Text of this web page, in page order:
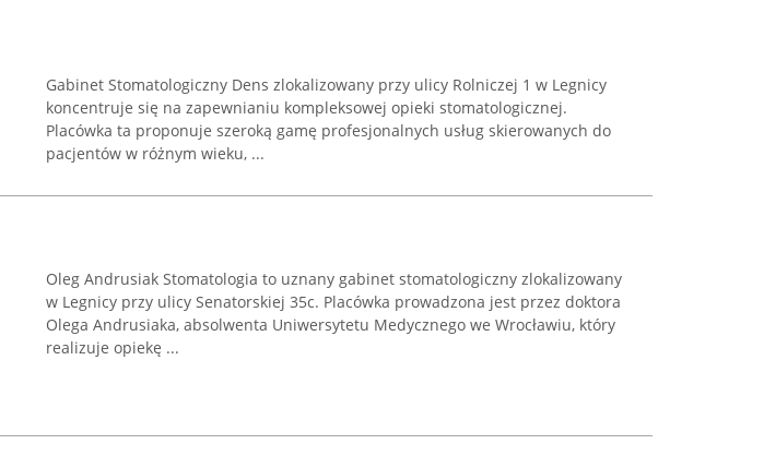
Gabinet Stomatologiczny Dens zlokalizowany przy ulicy Rolniczej 1 w Legnicy
koncentruje się na zapewnianiu kompleksowej opieki stomatologicznej.
Placówka ta proponuje szeroką gamę profesjonalnych usług skierowanych do
pacjentów w różnym wieku, ...
Oleg Andrusiak Stomatologia to uznany gabinet stomatologiczny zlokalizowany
w Legnicy przy ulicy Senatorskiej 35c. Placówka prowadzona jest przez doktora
Olega Andrusiaka, absolwenta Uniwersytetu Medycznego we Wrocławiu, który
realizuje opiekę ...